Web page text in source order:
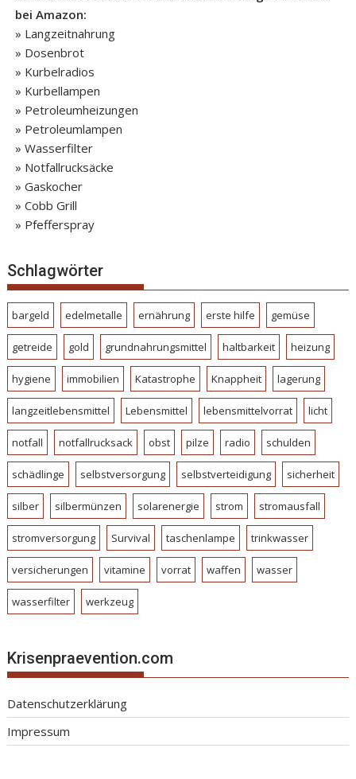
bei Amazon:
» Langzeitnahrung
» Dosenbrot
» Kurbelradios
» Kurbellampen
» Petroleumheizungen
» Petroleumlampen
» Wasserfilter
» Notfallrucksäcke
» Gaskocher
» Cobb Grill
» Pfefferspray
Schlagwörter
bargeld edelmetalle ernährung erste hilfe gemüse
getreide gold grundnahrungsmittel haltbarkeit heizung
hygiene immobilien Katastrophe Knappheit lagerung
langzeitlebensmittel Lebensmittel lebensmittelvorrat licht
notfall notfallrucksack obst pilze radio schulden
schädlinge selbstversorgung selbstverteidigung sicherheit
silber silbermünzen solarenergie strom stromausfall
stromversorgung Survival taschenlampe trinkwasser
versicherungen vitamine vorrat waffen wasser
wasserfilter werkzeug
Krisenpraevention.com
Datenschutzerklärung
Impressum